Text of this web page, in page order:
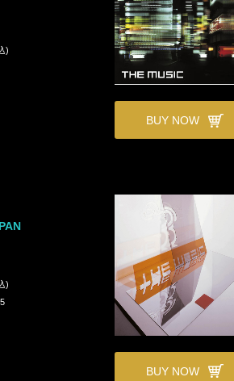
)
BUY NOW
)
BUY NOW